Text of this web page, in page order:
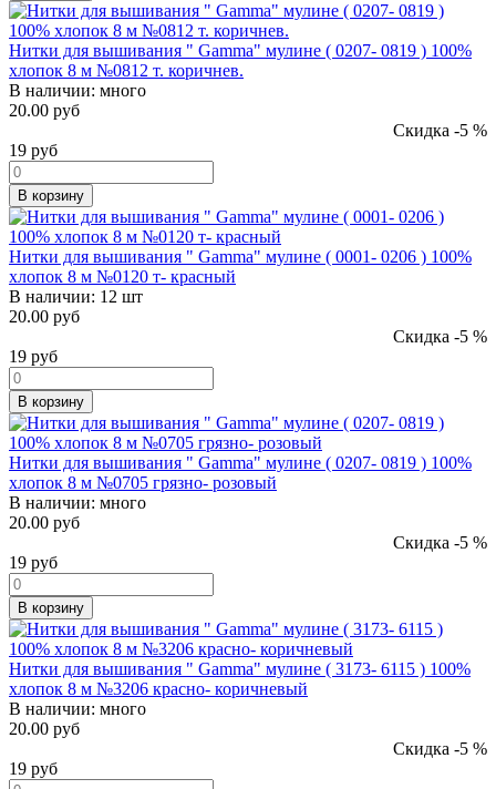
Нитки для вышивания " Gamma" мулине ( 0207- 0819 ) 100%
хлопок 8 м №0812 т. коричнев.
В наличии: много
20.00 руб
Скидка -5 %
19 руб
В корзину
Нитки для вышивания " Gamma" мулине ( 0001- 0206 ) 100%
хлопок 8 м №0120 т- красный
В наличии: 12 шт
20.00 руб
Скидка -5 %
19 руб
В корзину
Нитки для вышивания " Gamma" мулине ( 0207- 0819 ) 100%
хлопок 8 м №0705 грязно- розовый
В наличии: много
20.00 руб
Скидка -5 %
19 руб
В корзину
Нитки для вышивания " Gamma" мулине ( 3173- 6115 ) 100%
хлопок 8 м №3206 красно- коричневый
В наличии: много
20.00 руб
Скидка -5 %
19 руб